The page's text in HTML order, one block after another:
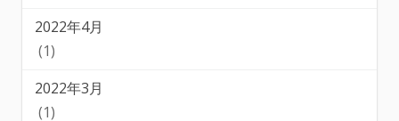
2022年4月
(1)
2022年3月
(1)